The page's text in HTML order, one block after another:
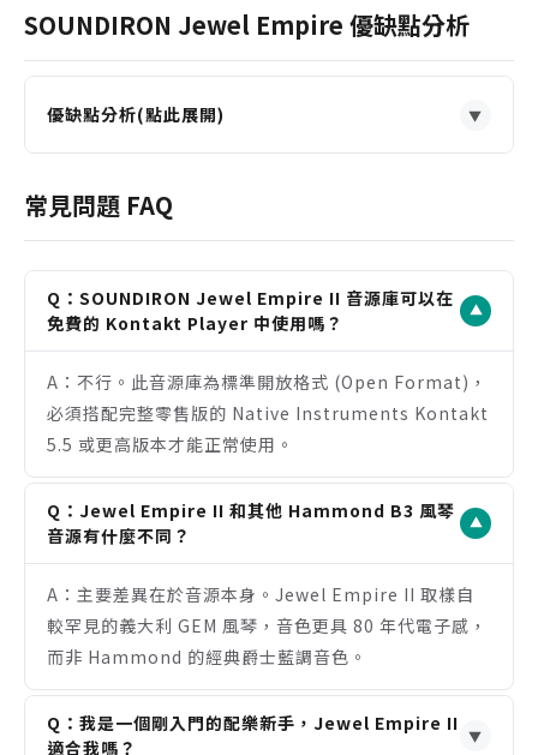
SOUNDIRON Jewel Empire 優缺點分析
優缺點分析(點此展開) ▼
高度還原了罕見的義大利 GEM Imperial II 電子風
琴，音色獨特且富有時代感。
音設計自由度。
除了主音色外，額外提供 20 種由原始樣本製作的氛
圍音色 (Ambience)，增加實用性。
WAV 樣本未鎖定，可在其他 DAW 或取樣器中靈活運
用。
注意事項
需要完整版 Native Instruments Kontakt 5.5 或
更高版本，不支援免費的 Kontakt Player。
7.5 GB 的安裝容量對於儲存空間較小的用戶可能是一
個考量。
音色特性偏向復古與類比，若需要的是現代數位音色
則可能不適合。
常見問題 FAQ
Q：SOUNDIRON Jewel Empire II 音源庫可以在
免費的 Kontakt Player 中使用嗎？
▼
A：不行。此音源庫為標準開放格式 (Open Format)，
必須搭配完整零售版的 Native Instruments Kontakt
5.5 或更高版本才能正常使用。
Q：Jewel Empire II 和其他 Hammond B3 風琴
音源有什麼不同？
▼
A：主要差異在於音源本身。Jewel Empire II 取樣自
較罕見的義大利 GEM 風琴，音色更具 80 年代電子感，
而非 Hammond 的經典爵士藍調音色。
Q：我是一個剛入門的配樂新手，Jewel Empire II
適合我嗎？
▼